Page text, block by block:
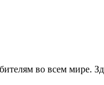
во всем мире.